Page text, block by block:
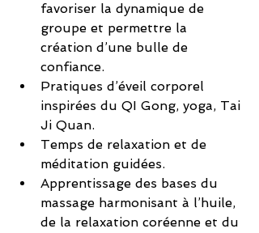
favoriser la dynamique de
groupe et permettre la
création d’une bulle de
confiance.
Pratiques d’éveil corporel
inspirées du QI Gong, yoga, Tai
Ji Quan.
Temps de relaxation et de
méditation guidées.
Apprentissage des bases du
massage harmonisant à l’huile,
de la relaxation coréenne et du